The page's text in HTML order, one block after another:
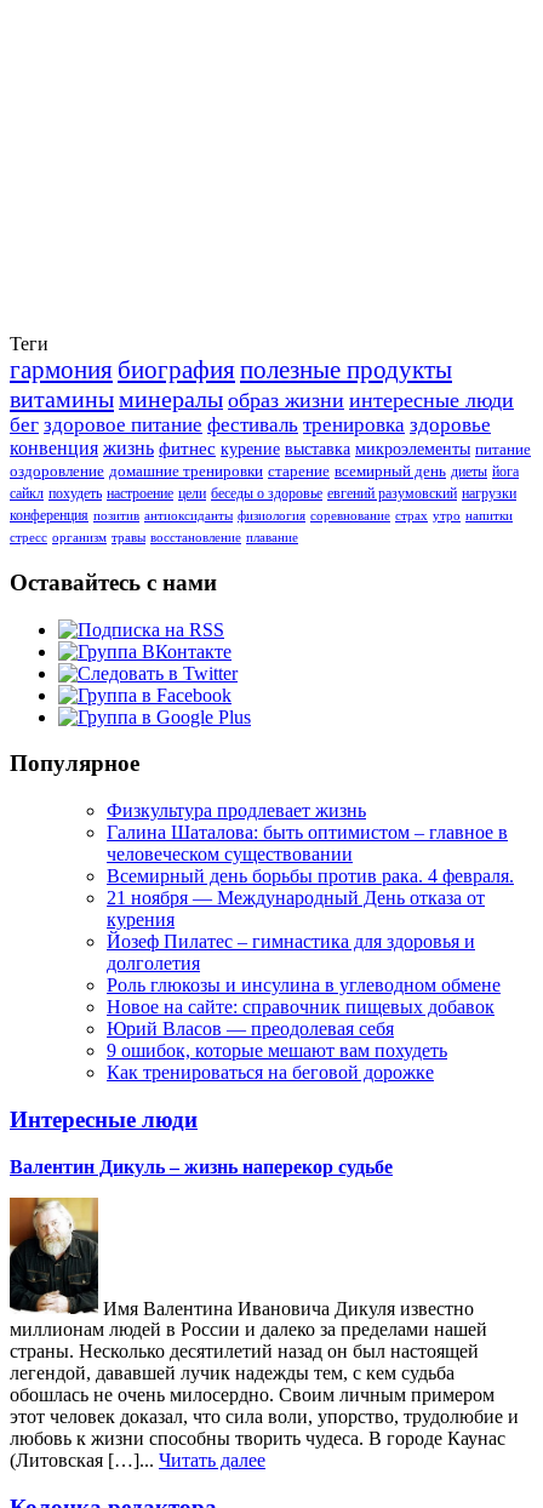
Теги
гармония биографияполезные продукты
витаминыминералы образ жизни интересные люди
бег здоровое питание фестиваль тренировка здоровье
конвенция жизнь фитнес курение выставка микроэлементы питание
оздоровление домашние тренировки старение всемирный день диеты йога
сайкл похудеть настроение цели беседы о здоровье евгений разумовский нагрузки
конференция позитив антиоксиданты физиология соревнование страх утро напитки
стресс организм травы восстановление плавание
Оставайтесь с нами
Популярное
Физкультура продлевает жизнь
Галина Шаталова: быть оптимистом – главное в
человеческом существовании
Всемирный день борьбы против рака. 4 февраля.
21 ноября — Международный День отказа от
курения
Йозеф Пилатес – гимнастика для здоровья и
долголетия
Роль глюкозы и инсулина в углеводном обмене
Новое на сайте: справочник пищевых добавок
Юрий Власов — преодолевая себя
9 ошибок, которые мешают вам похудеть
Как тренироваться на беговой дорожке
Интересные люди
Валентин Дикуль – жизнь наперекор судьбе
Имя Валентина Ивановича Дикуля известно
миллионам людей в России и далеко за пределами нашей
страны. Несколько десятилетий назад он был настоящей
легендой, дававшей лучик надежды тем, с кем судьба
обошлась не очень милосердно. Своим личным примером
этот человек доказал, что сила воли, упорство, трудолюбие и
любовь к жизни способны творить чудеса. В городе Каунас
(Литовская […]... Читать далее